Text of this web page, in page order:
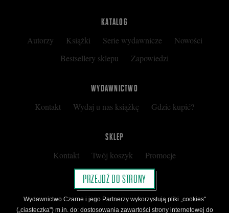
KATALOG
Autorzy Książki Serie wydawnicze
Nowości
Bestsellery sklepu
Zapowiedzi
WYDAWNICTWO
Kontakt Wydaj u nas książkę Gdzie kupić?
SKLEP
Kontakt Twój koszyk
Promocje
Kup kartę podarunkową
Nota prawna
Regulamin
Polityka prywatności
Regulamin Klubu Czarnego
PRZEJDŹ DO STRONY
Wydawnictwo Czarne i jego Partnerzy wykorzystują pliki „cookies"
(„ciasteczka") m.in. do: dostosowania zawartości strony internetowej do